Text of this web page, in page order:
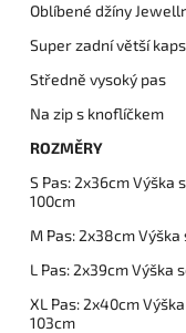
Oblíbené džíny
Super zadní větší
Středně vysoký pas
Na zip s knoflíčkem
ROZMĚRY
S Pas: 2x36cm Výška
100cm
M Pas: 2x38cm
L Pas: 2x39cm Výška
XL Pas: 2x40cm
103cm